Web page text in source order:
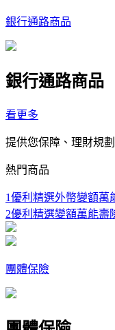
銀行通路商品
銀行通路商品
看更多
提供您保障、理財規
熱門商品
1優利精選外幣變額萬
2優利精選變額萬能壽
團體保險